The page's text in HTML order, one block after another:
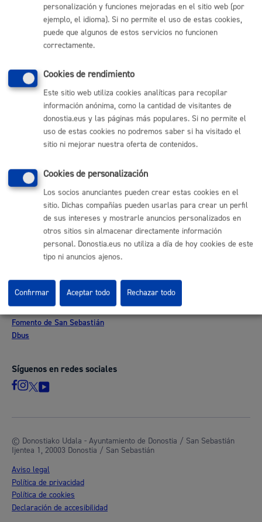
Comunícate con el Ayuntamiento de Donostia / San
Sebastián
010
(+34) 943 481 000
Buzón de la ciudadanía
Informar de un error en la web
Enlaces útiles
Ofertas de empleo
Perfil del contratante
Sede electrónica
Mapas - GeoDonostia
Sala de prensa
Mapa web
Otras páginas web corporativas
Donostia Kirola
Donostia Kultura
Donostia Turismo
Fomento de San Sebastián
Dbus
Síguenos en redes sociales
© Donostiako Udala - Ayuntamiento de Donostia / San Sebastián
Ijentea 1, 20003 Donostia / San Sebastián
Aviso legal
Política de privacidad
Política de cookies
Declaración de accesibilidad
personalización y funciones mejoradas en el sitio web (por
ejemplo, el idioma). Si no permite el uso de estas cookies,
puede que algunos de estos servicios no funcionen
correctamente.
Cookies de rendimiento
Este sitio web utiliza cookies analíticas para recopilar
información anónima, como la cantidad de visitantes de
donostia.eus y las páginas más populares. Si no permite el
uso de estas cookies no podremos saber si ha visitado el
sitio ni mejorar nuestra oferta de contenidos.
Cookies de personalización
Los socios anunciantes pueden crear estas cookies en el
sitio. Dichas compañías pueden usarlas para crear un perfil
de sus intereses y mostrarle anuncios personalizados en
otros sitios sin almacenar directamente información
personal. Donostia.eus no utiliza a día de hoy cookies de este
tipo ni anuncios ajenos.
Rechazar todo
Confirmar Aceptar todo